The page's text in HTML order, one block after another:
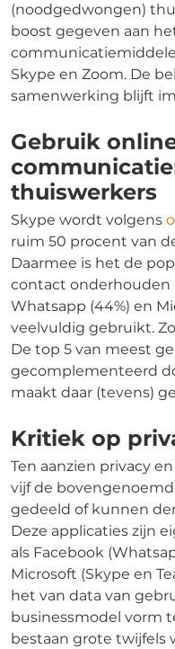
(noodgedwongen)
boost gegeven aan
Skype en Zoom. De
samenwerking blijft
Gebruik
thuiswerkers
Skype wordt volgens
ruim 50 procent van
Daarmee is het de
contact onderhouden
Whatsapp (44%) en
veelvuldig gebruikt.
De top 5 van meest
gecomplementeerd
maakt daar (tevens)
Kritiek op
Ten aanzien privacy
vijf de
gedeeld of kunnen
Deze applicaties zijn
als Facebook
Microsoft (Skype en
het van data van
businessmodel vorm
bestaan grote twijfels